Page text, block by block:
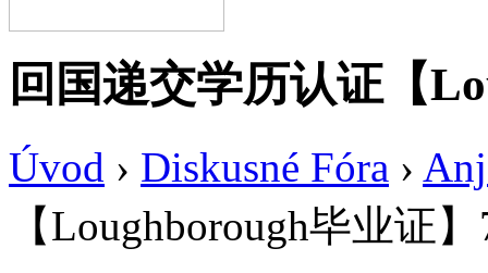
回国递交学历认证【
Úvod › Diskusné Fóra ›
【Loughborough毕业证